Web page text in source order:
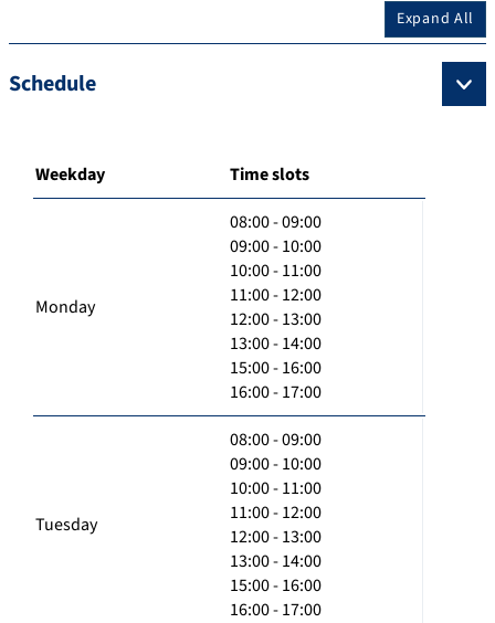
Expand All
Schedule
Weekday Time slots
Monday
08:00 - 09:00
09:00 - 10:00
10:00 - 11:00
11:00 - 12:00
12:00 - 13:00
13:00 - 14:00
15:00 - 16:00
16:00 - 17:00
Tuesday
08:00 - 09:00
09:00 - 10:00
10:00 - 11:00
11:00 - 12:00
12:00 - 13:00
13:00 - 14:00
15:00 - 16:00
16:00 - 17:00